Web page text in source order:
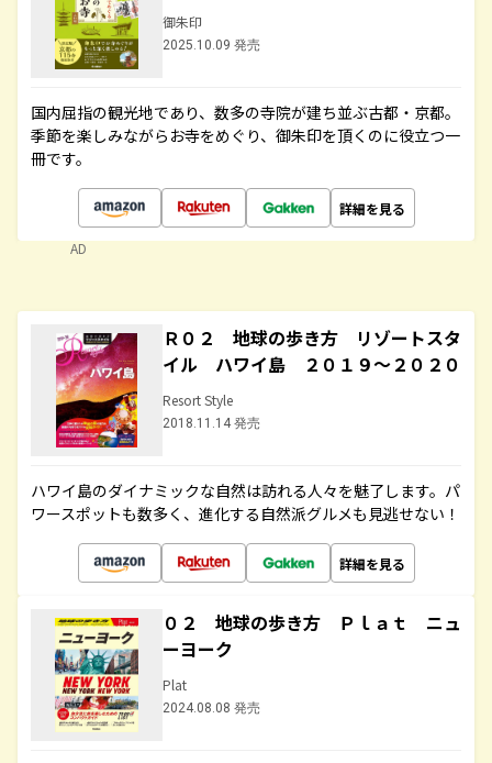
御朱印
2025.10.09 発売
国内屈指の観光地であり、数多の寺院が建ち並ぶ古都・京都。
季節を楽しみながらお寺をめぐり、御朱印を頂くのに役立つ一
冊です。
詳細を見る
AD
Ｒ０２ 地球の歩き方 リゾートスタ
イル ハワイ島 ２０１９～２０２０
Resort Style
2018.11.14 発売
ハワイ島のダイナミックな自然は訪れる人々を魅了します。パ
ワースポットも数多く、進化する自然派グルメも見逃せない！
詳細を見る
０２ 地球の歩き方 Ｐｌａｔ ニュ
ーヨーク
Plat
2024.08.08 発売